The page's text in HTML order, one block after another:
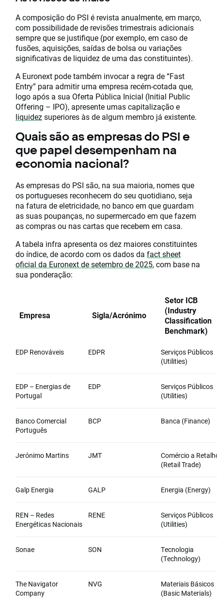
A composição do PSI é revista anualmente, em março,
com possibilidade de revisões trimestrais adicionais
sempre que se justifique (por exemplo, em caso de
fusões, aquisições, saídas de bolsa ou variações
significativas de liquidez de uma das constituintes).
A Euronext pode também invocar a regra de “Fast
Entry” para admitir uma empresa recém-cotada que,
logo após a sua Oferta Pública Inicial (Initial Public
Offering – IPO), apresente umas capitalização e
liquidezsuperiores às de algum membro já existente.
Quais são as empresas do PSI e
que papel desempenham na
economia nacional?
As empresas do PSI são, na sua maioria, nomes que
os portugueses reconhecem do seu quotidiano, seja
na fatura de eletricidade, no banco em que guardam
as suas poupanças, no supermercado em que fazem
as compras ou nas cartas que recebem em casa.
A tabela infra apresenta os dez maiores constituintes
do índice, de acordo com os dados da fact sheet
oficial da Euronext de setembro de 2025, com base na
sua ponderação:
Empresa Sigla/Acrónimo
Setor ICB
(Industry
Classification
Benchmark)
EDP Renováveis EDPR
Serviços Públicos
(Utilities)
EDP – Energias de
Portugal
EDP
Serviços Públicos
(Utilities)
Banco Comercial
Português
BCP Banca (Finance)
Jerónimo Martins JMT
Comércio a
(Retail Trade)
Galp Energia GALP Energia (Energy)
REN – Redes
Energéticas Nacionais
RENE
Serviços Públicos
(Utilities)
Sonae SON
Tecnologia
(Technology)
The Navigator
Company
NVG
Materiais Básicos
(Basic Materials)